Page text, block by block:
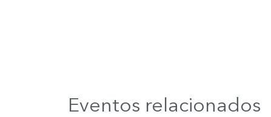
Eventos relacionados